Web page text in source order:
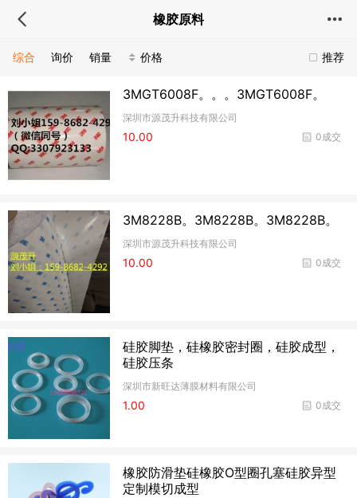
橡胶原料
推荐
综合 询价 销量 价格
3MGT6008F。。。3MGT6008F。
深圳市源茂升科技有限公司
0成交
10.00
3M8228B。3M8228B。3M8228B。
深圳市源茂升科技有限公司
0成交
10.00
硅胶脚垫，硅橡胶密封圈，硅胶成型，
硅胶压条
深圳市新旺达薄膜材料有限公司
0成交
1.00
橡胶防滑垫硅橡胶O型圈孔塞硅胶异型
定制模切成型